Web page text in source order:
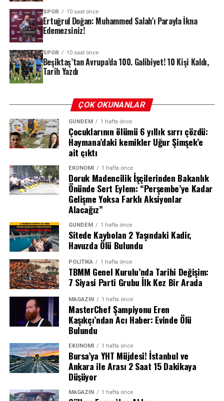
Cenaze Namazı Göztepe’de Kılınacak
Törenin ardından usta oyuncunun naaşı, ikindi namazını
müteakip Göztepe Tütüncü Mehmet Efendi Camii’ne
getirilecek. Burada kılınacak cenaze namazının
sonrasında ise Can Kolukısa, Nakkaştepe Mezarlığı’nda
toprağa verilecek.
SPOR 10 saat önce
Ertuğrul Doğan: Muhammed Salah’ı Parayla İkna
Edemezsiniz!
SPOR 10 saat önce
Beşiktaş’tan Avrupa’da 100. Galibiyet! 10 Kişi Kaldı,
Tarih Yazdı
ÇOK OKUNANLAR
GÜNDEM 1 hafta önce
Çocuklarının ölümü 6 yıllık sırrı çözdü:
Haymana’daki kemikler Uğur Şimşek’e
ait çıktı
EKONOMI 1 hafta önce
Doruk Madencilik İşçilerinden Bakanlık
Önünde Sert Eylem: “Perşembe’ye Kadar
Gelişme Yoksa Farklı Aksiyonlar
Alacağız”
GÜNDEM 1 hafta önce
Sitede Kaybolan 2 Yaşındaki Kadir,
Havuzda Ölü Bulundu
POLITIKA 1 hafta önce
TBMM Genel Kurulu’nda Tarihi Değişim:
7 Siyasi Parti Grubu İlk Kez Bir Arada
MAGAZIN 1 hafta önce
MasterChef Şampiyonu Eren
Kaşıkçı’ndan Acı Haber: Evinde Ölü
Bulundu
EKONOMI 1 hafta önce
Bursa’ya YHT Müjdesi! İstanbul ve
Ankara ile Arası 2 Saat 15 Dakikaya
Düşüyor
MAGAZIN 1 hafta önce